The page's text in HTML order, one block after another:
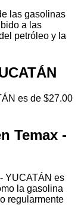
las gasolinas
a las
petróleo y la
es de $27.00
Temax -
YUCATÁN es
la gasolina
regularmente